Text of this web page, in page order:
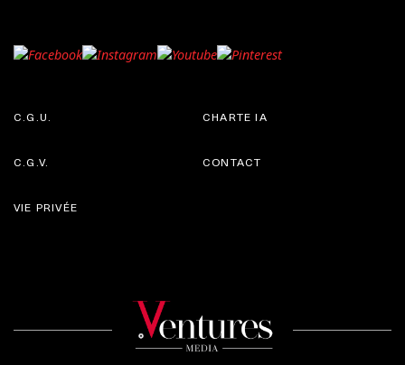
C.G.U.
C.G.V.
CHARTE IA
CONTACT
VIE PRIVÉE